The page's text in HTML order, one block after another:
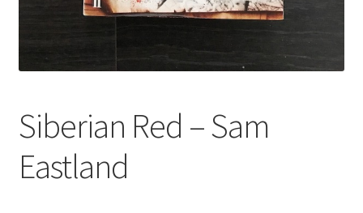
Siberian Red – Sam
Eastland